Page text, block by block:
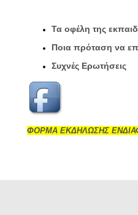
Τα οφέλη της
Ποια πρόταση να
Συχνές Ερωτήσεις
ΦΟΡΜΑ ΕΚΔΗΛΩΣΗΣ